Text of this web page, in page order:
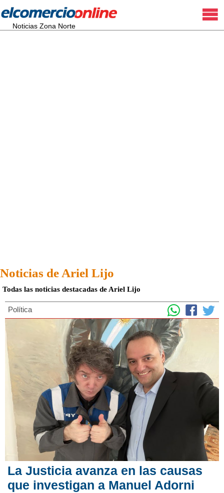
Noticias Zona Norte
Noticias de Ariel Lijo
Todas las noticias destacadas de Ariel Lijo
Política
La Justicia avanza en las causas
que investigan a Manuel Adorni